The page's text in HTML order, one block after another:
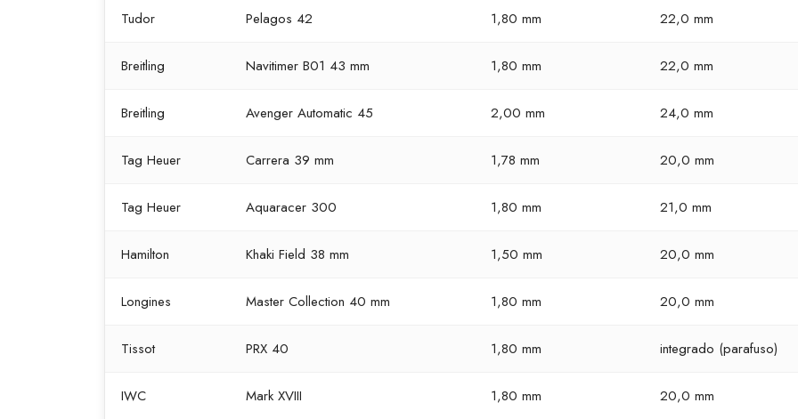
Tudor Pelagos 42 1,80 mm 22,0 mm
Breitling Navitimer B01 43 mm 1,80 mm 22,0 mm
Breitling Avenger Automatic 45 2,00 mm 24,0 mm
Tag Heuer Carrera 39 mm 1,78 mm 20,0 mm
Tag Heuer Aquaracer 300 1,80 mm 21,0 mm
Hamilton Khaki Field 38 mm 1,50 mm 20,0 mm
Longines Master Collection 40 mm 1,80 mm 20,0 mm
Tissot PRX 40 1,80 mm integrado (parafuso)
IWC Mark XVIII 1,80 mm 20,0 mm